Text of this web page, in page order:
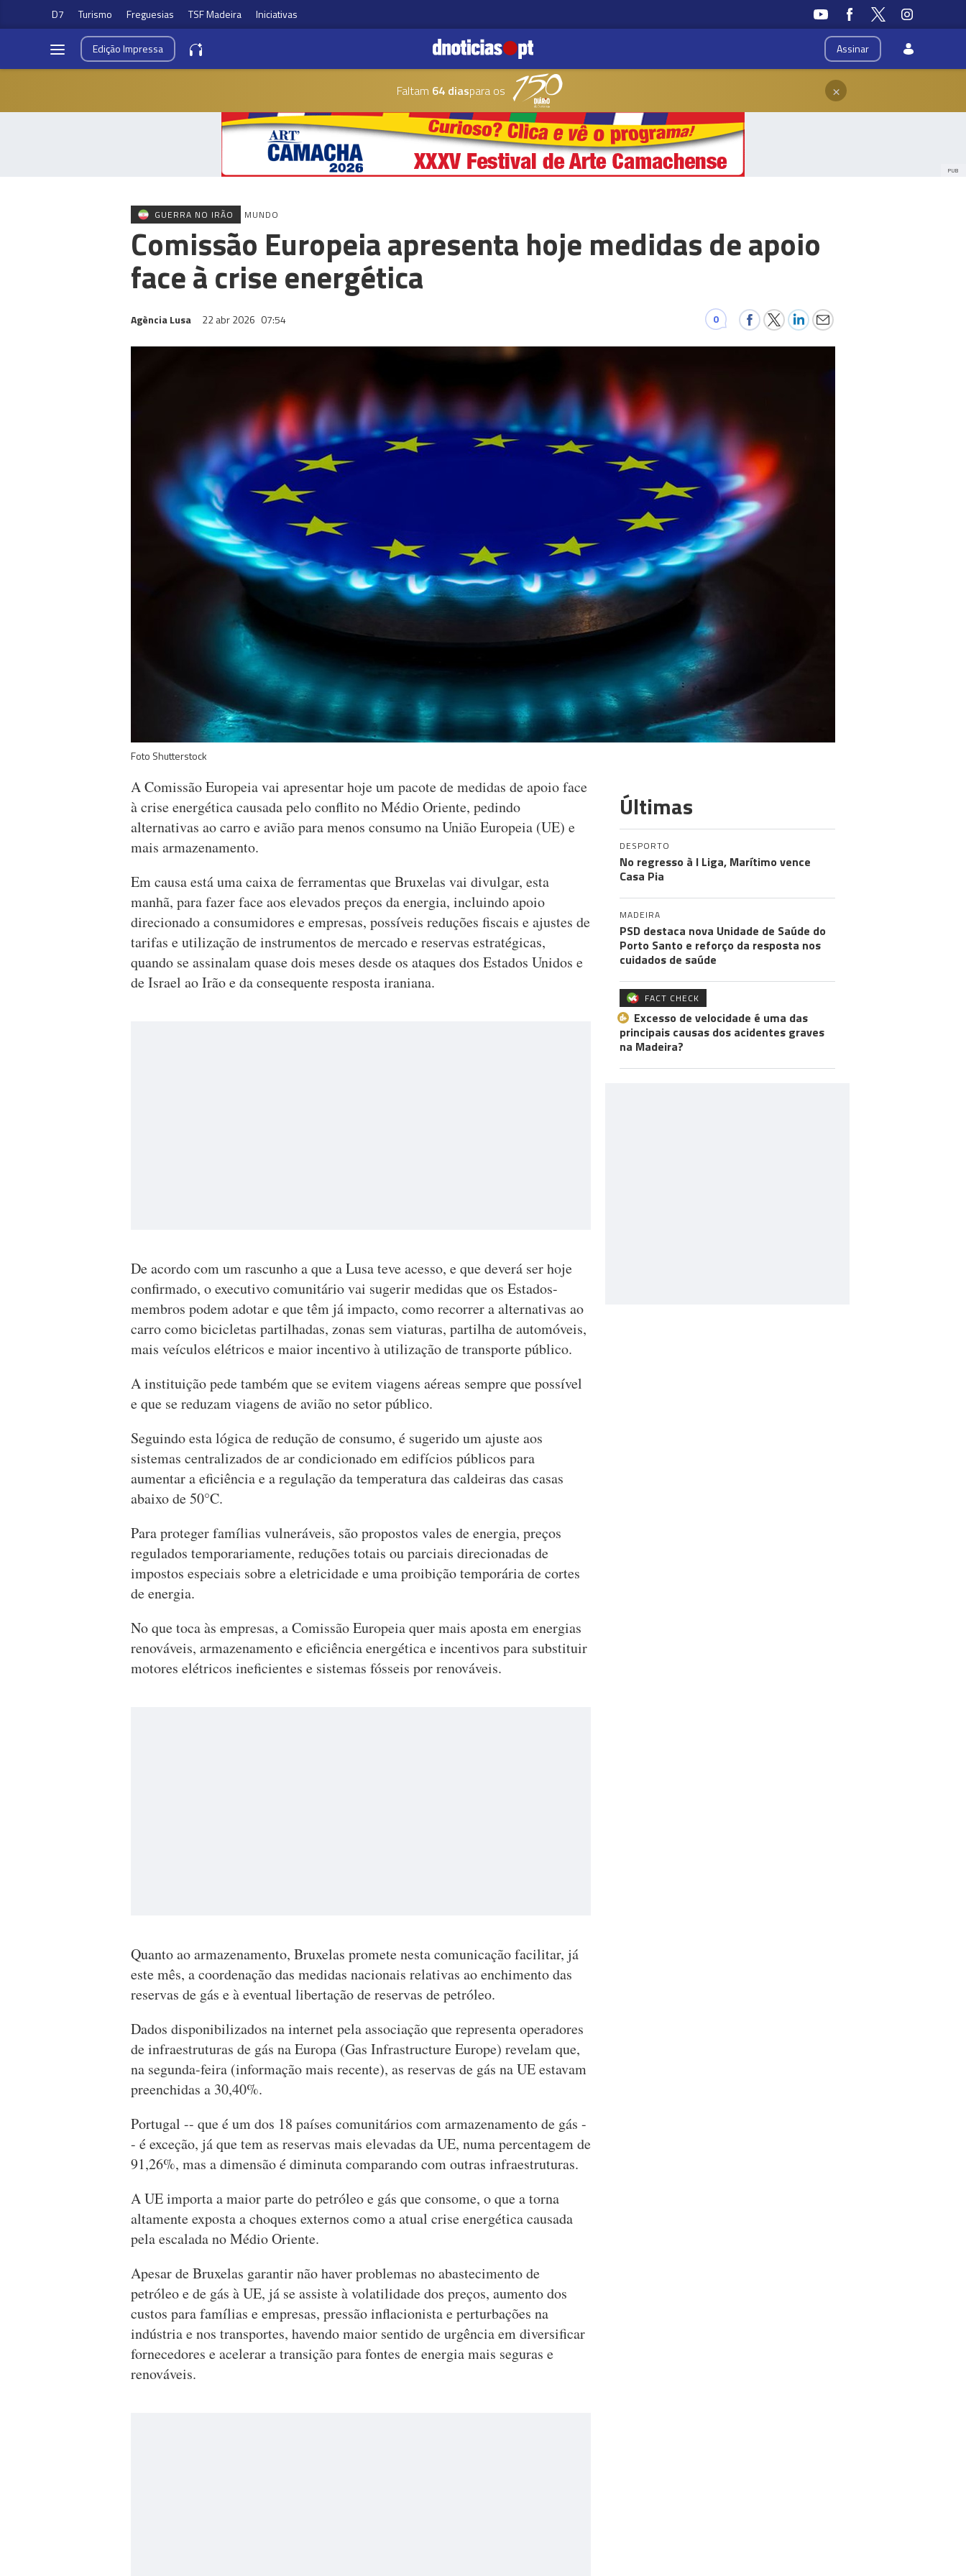
D7 Turismo Freguesias TSF Madeira Iniciativas
Assinar
EdiçãoImpressa
Faltam 64 diaspara os ×
PUB
GUERRA NO IRÃO MUNDO
Comissão Europeia apresenta hoje medidas de apoio
face à crise energética
Agència Lusa 22 abr 2026 07:54 0
Foto Shutterstock
A Comissão Europeia vai apresentar hoje um pacote de medidas de apoio face
à crise energética causada pelo conflito no Médio Oriente, pedindo
alternativas ao carro e avião para menos consumo na União Europeia (UE) e
mais armazenamento.
Em causa está uma caixa de ferramentas que Bruxelas vai divulgar, esta
manhã, para fazer face aos elevados preços da energia, incluindo apoio
direcionado a consumidores e empresas, possíveis reduções fiscais e ajustes de
tarifas e utilização de instrumentos de mercado e reservas estratégicas,
quando se assinalam quase dois meses desde os ataques dos Estados Unidos e
de Israel ao Irão e da consequente resposta iraniana.
De acordo com um rascunho a que a Lusa teve acesso, e que deverá ser hoje
confirmado, o executivo comunitário vai sugerir medidas que os Estados-
membros podem adotar e que têm já impacto, como recorrer a alternativas ao
carro como bicicletas partilhadas, zonas sem viaturas, partilha de automóveis,
mais veículos elétricos e maior incentivo à utilização de transporte público.
A instituição pede também que se evitem viagens aéreas sempre que possível
e que se reduzam viagens de avião no setor público.
Seguindo esta lógica de redução de consumo, é sugerido um ajuste aos
sistemas centralizados de ar condicionado em edifícios públicos para
aumentar a eficiência e a regulação da temperatura das caldeiras das casas
abaixo de 50°C.
Para proteger famílias vulneráveis, são propostos vales de energia, preços
regulados temporariamente, reduções totais ou parciais direcionadas de
impostos especiais sobre a eletricidade e uma proibição temporária de cortes
de energia.
No que toca às empresas, a Comissão Europeia quer mais aposta em energias
renováveis, armazenamento e eficiência energética e incentivos para substituir
motores elétricos ineficientes e sistemas fósseis por renováveis.
Quanto ao armazenamento, Bruxelas promete nesta comunicação facilitar, já
este mês, a coordenação das medidas nacionais relativas ao enchimento das
reservas de gás e à eventual libertação de reservas de petróleo.
Dados disponibilizados na internet pela associação que representa operadores
de infraestruturas de gás na Europa (Gas Infrastructure Europe) revelam que,
na segunda-feira (informação mais recente), as reservas de gás na UE estavam
preenchidas a 30,40%.
Portugal -- que é um dos 18 países comunitários com armazenamento de gás -
- é exceção, já que tem as reservas mais elevadas da UE, numa percentagem de
91,26%, mas a dimensão é diminuta comparando com outras infraestruturas.
A UE importa a maior parte do petróleo e gás que consome, o que a torna
altamente exposta a choques externos como a atual crise energética causada
pela escalada no Médio Oriente.
Apesar de Bruxelas garantir não haver problemas no abastecimento de
petróleo e de gás à UE, já se assiste à volatilidade dos preços, aumento dos
custos para famílias e empresas, pressão inflacionista e perturbações na
indústria e nos transportes, havendo maior sentido de urgência em diversificar
fornecedores e acelerar a transição para fontes de energia mais seguras e
renováveis.
Últimas
DESPORTO
No regresso à I Liga, Marítimo vence
Casa Pia
MADEIRA
PSD destaca nova Unidade de Saúde do
Porto Santo e reforço da resposta nos
cuidados de saúde
FACT CHECK
Excesso de velocidade é uma das
principais causas dos acidentes graves
na Madeira?